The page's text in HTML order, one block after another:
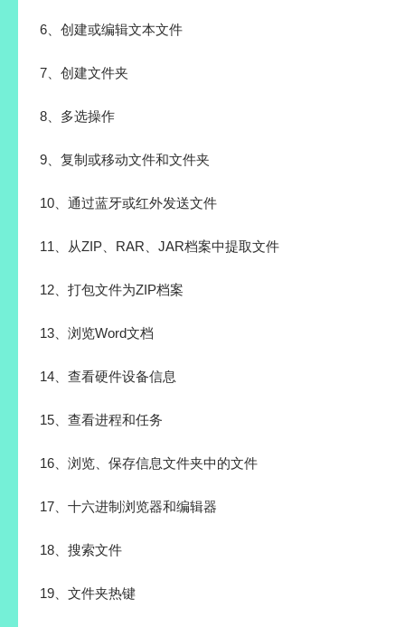
6、创建或编辑文本文件
7、创建文件夹
8、多选操作
9、复制或移动文件和文件夹
10、通过蓝牙或红外发送文件
11、从ZIP、RAR、JAR档案中提取文件
12、打包文件为ZIP档案
13、浏览Word文档
14、查看硬件设备信息
15、查看进程和任务
16、浏览、保存信息文件夹中的文件
17、十六进制浏览器和编辑器
18、搜索文件
19、文件夹热键